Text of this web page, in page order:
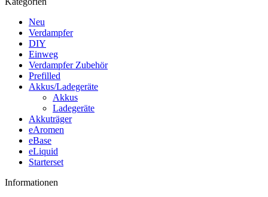
Neu
Verdampfer
DIY
Einweg
Verdampfer Zubehör
Prefilled
Akkus/Ladegeräte
Akkus
Ladegeräte
Akkuträger
eAromen
eBase
eLiquid
Starterset
Informationen